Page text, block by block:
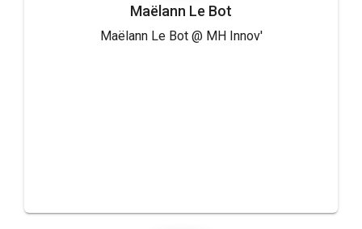
Maëlann Le Bot
Maëlann Le Bot @ MH Innov'